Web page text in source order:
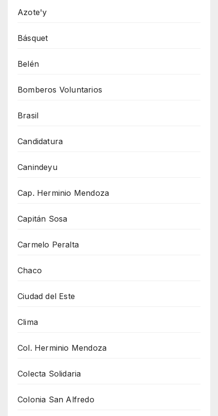
Azote'y
Básquet
Belén
Bomberos Voluntarios
Brasil
Candidatura
Canindeyu
Cap. Herminio Mendoza
Capitán Sosa
Carmelo Peralta
Chaco
Ciudad del Este
Clima
Col. Herminio Mendoza
Colecta Solidaria
Colonia San Alfredo